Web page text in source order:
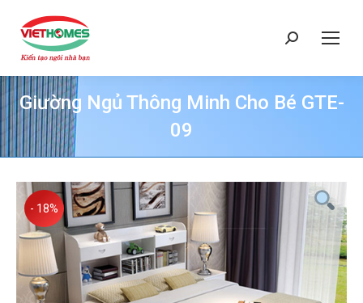
Search:
Giường Ngủ Thông Minh Cho Bé GTE-
09
- 18%